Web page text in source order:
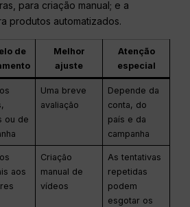
para criação manual; e a
produtos automatizados.
de
Melhor
ajuste
Atenção
especial
ou de
Uma breve
avaliação
Depende da
conta, do
país e da
campanha
aos
Criação
manual de
vídeos
As tentativas
repetidas
podem
esgotar os